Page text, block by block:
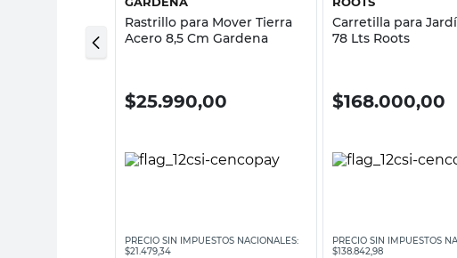
Rastrillo para Mover Tierra
Acero 8,5 Cm Gardena
$25.990,00
PRECIO SIN IMPUESTOS NACIONALES:
$21.479,34
Carretilla para
78 Lts Roots
$168.000,00
PRECIO SIN IMPUESTOS
$138.842,98